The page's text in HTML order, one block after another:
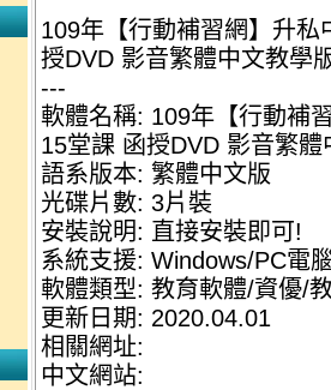
109年【行動補習網】升
授DVD 影音繁體中文教學
---
軟體名稱: 109年【行動補
15堂課 函授DVD 影音繁
語系版本: 繁體中文版
光碟片數: 3片裝
安裝說明: 直接安裝即可!
系統支援: Windows/PC電
軟體類型: 教育軟體/資優/
更新日期: 2020.04.01
相關網址:
中文網站: